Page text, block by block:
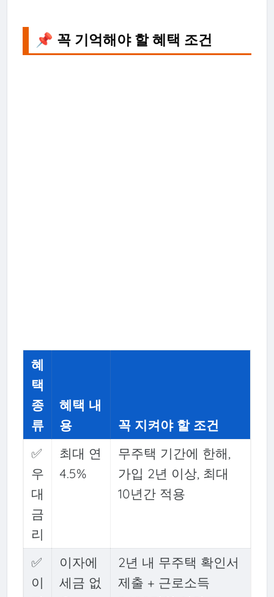
📌 꼭 기억해야 할 혜택 조건
혜
택
종
류
혜택 내
용
꼭 지켜야 할 조건
✅
우
대
금
리
최대 연
4.5%
무주택 기간에 한해,
가입 2년 이상, 최대
10년간 적용
✅
이
이자에
세금 없
2년 내 무주택 확인서
제출 + 근로소득